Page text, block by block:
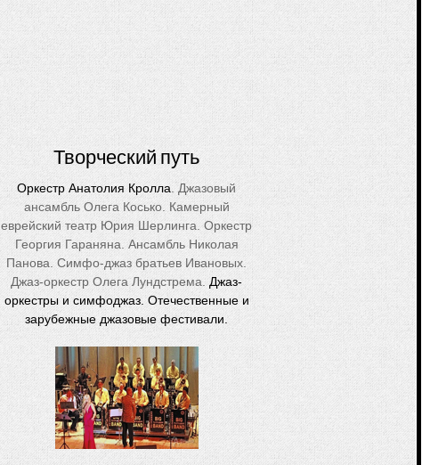
Творческий путь
Оркестр Анатолия Кролла . Джазовый
ансамбль Олега Косько. Камерный
еврейский театр Юрия Шерлинга. Оркестр
Георгия Гараняна. Ансамбль Николая
Панова. Симфо-джаз братьев Ивановых.
Джаз-оркестр Олега Лундстрема. Джаз-
оркестры и симфоджаз. Отечественные и
зарубежные джазовые фестивали.